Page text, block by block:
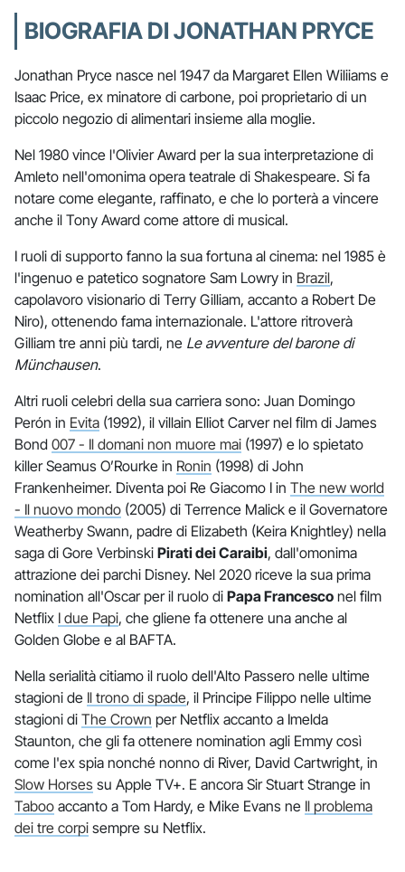
BIOGRAFIA DI JONATHAN PRYCE
Jonathan Pryce nasce nel 1947 da Margaret Ellen Wiliiams e
Isaac Price, ex minatore di carbone, poi proprietario di un
piccolo negozio di alimentari insieme alla moglie.
Nel 1980 vince l'Olivier Award per la sua interpretazione di
Amleto nell'omonima opera teatrale di Shakespeare. Si fa
notare come elegante, raffinato, e che lo porterà a vincere
anche il Tony Award come attore di musical.
I ruoli di supporto fanno la sua fortuna al cinema: nel 1985 è
l'ingenuo e patetico sognatore Sam Lowry in Brazil,
capolavoro visionario di Terry Gilliam, accanto a Robert De
Niro), ottenendo fama internazionale. L'attore ritroverà
Gilliam tre anni più tardi, ne Le avventure del barone di
Münchausen.
Altri ruoli celebri della sua carriera sono: Juan Domingo
Perón in Evita (1992), il villain Elliot Carver nel film di James
Bond 007 - Il domani non muore mai (1997) e lo spietato
killer Seamus O’Rourke in Ronin (1998) di John
Frankenheimer. Diventa poi Re Giacomo I in The new world
- Il nuovo mondo (2005) di Terrence Malick e il Governatore
Weatherby Swann, padre di Elizabeth (Keira Knightley) nella
saga di Gore Verbinski Pirati dei Caraibi, dall'omonima
attrazione dei parchi Disney. Nel 2020 riceve la sua prima
nomination all'Oscar per il ruolo di Papa Francesco nel film
Netflix I due Papi, che gliene fa ottenere una anche al
Golden Globe e al BAFTA.
Nella serialità citiamo il ruolo dell'Alto Passero nelle ultime
stagioni de Il trono di spade, il Principe Filippo nelle ultime
stagioni di The Crown per Netflix accanto a Imelda
Staunton, che gli fa ottenere nomination agli Emmy così
come l'ex spia nonché nonno di River, David Cartwright, in
Slow Horses su Apple TV+. E ancora Sir Stuart Strange in
Taboo accanto a Tom Hardy, e Mike Evans ne Il problema
dei tre corpi sempre su Netflix.